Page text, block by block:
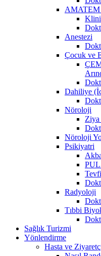
AMATEM
Anestezi
Çocuk ve
Dahiliye
Nöroloji
Nöroloji
Psikiyatri
PUL
Radyoloji
Tıbbi
Sağlık Turizmi
Yönlendirme
Hasta ve